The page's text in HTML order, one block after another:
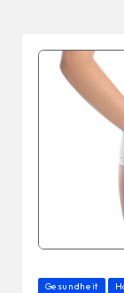
Posted
Gesundheit